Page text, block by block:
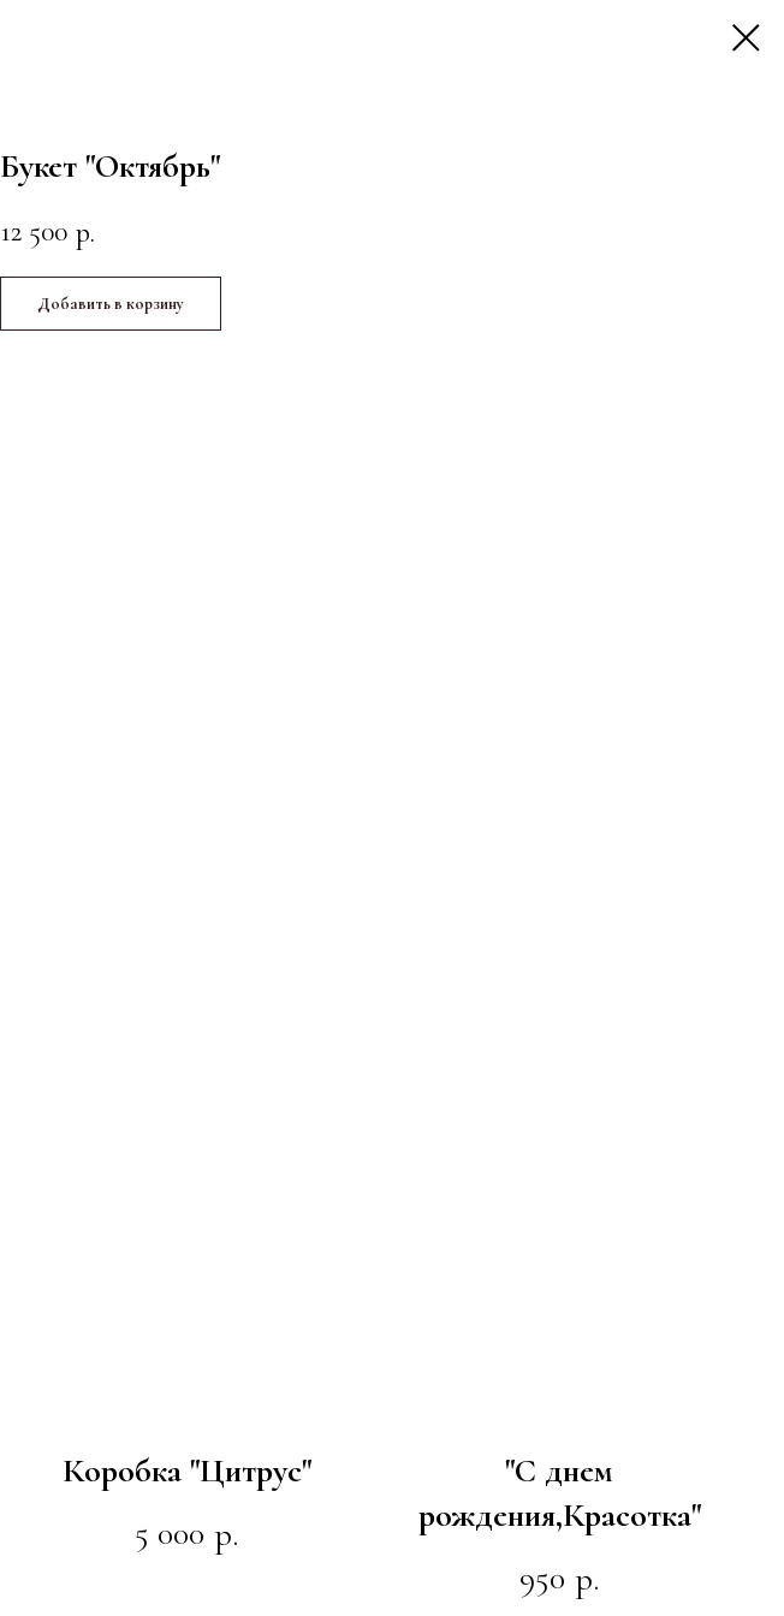
Букет "Октябрь"
12 500 р.
Добавить в корзину
Коробка "Цитрус"
5 000 р.
"С днем
рождения,Красотка"
950 р.